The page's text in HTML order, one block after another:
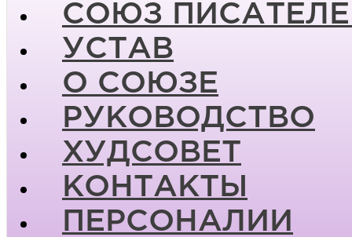
СОЮЗ
УСТАВ
О СОЮЗЕ
РУКОВОДСТВО
ХУДСОВЕТ
КОНТАКТЫ
ПЕРСОНАЛИИ